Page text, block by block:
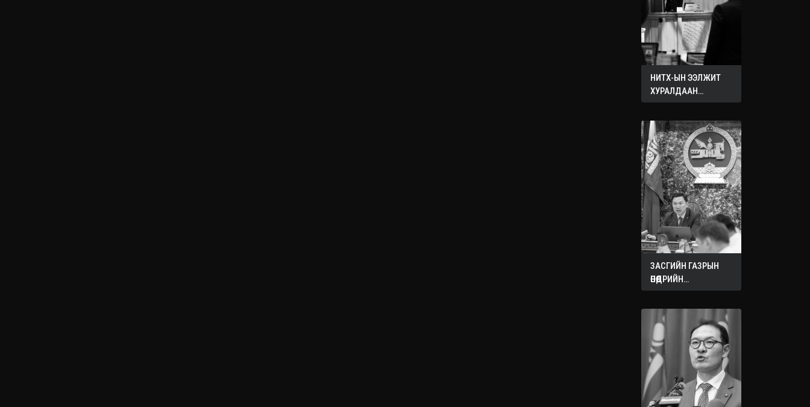
НИТХ-ЫН ЭЭЛЖИТ
ХУРАЛДААН
ЭХЭЛЛЭЭ
ЗАСГИЙН ГАЗРЫН
ӨНӨӨДРИЙН
ХУРАЛДААНААС
ШИЙДВЭРҮҮД